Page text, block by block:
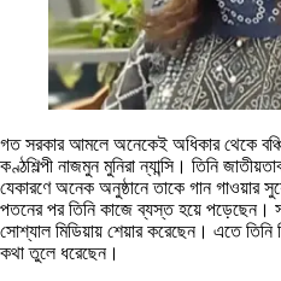
গত সরকার আমলে অনেকেই অধিকার থেকে
কণ্ঠশিল্পী নাজমুন মুনিরা ন্যান্সি। তিনি
যেকারণে অনেক অনুষ্ঠানে তাকে গান গাওয়ার
পতনের পর তিনি কাজে ব্যস্ত হয়ে পড়েছেন।
সোশ্যাল মিডিয়ায় শেয়ার করেছেন। এতে
কথা তুলে ধরেছেন।